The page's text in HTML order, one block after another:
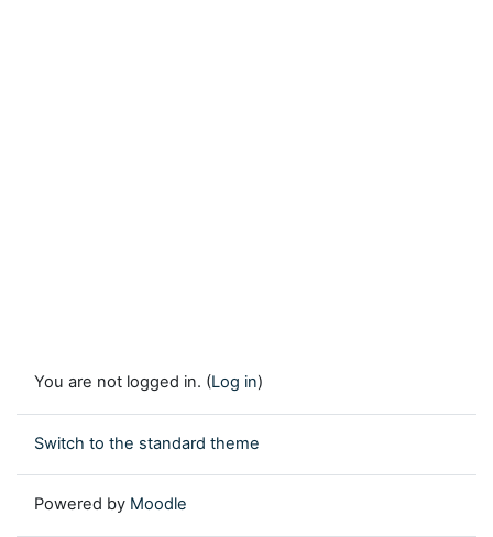
You are not logged in. (Log in)
Switch to the standard theme
Powered by Moodle